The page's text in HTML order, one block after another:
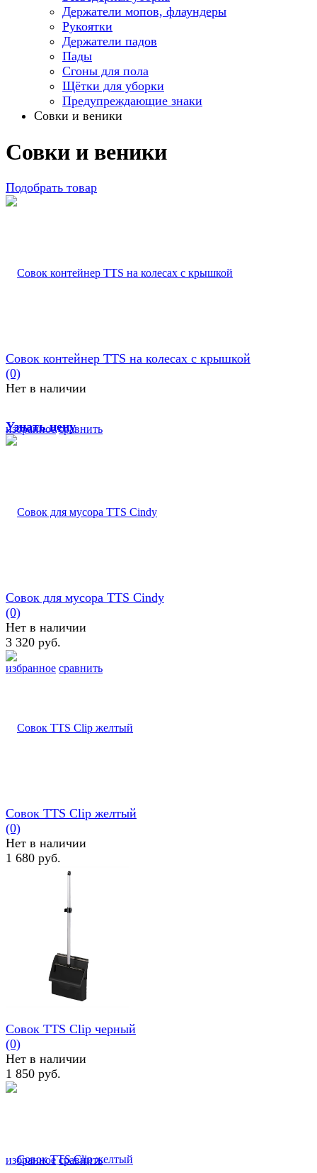
Держатели мопов, флаундеры
Рукоятки
Держатели падов
Пады
Сгоны для пола
Щётки для уборки
Предупреждающие знаки
Совки и веники
Совки и веники
Подобрать товар
избранное сравнить
Совок контейнер TTS на колесах с крышкой
(0)
Нет в наличии
Узнать цену
избранное сравнить
Совок для мусора TTS Cindy
(0)
Нет в наличии
3 320 руб.
Совок TTS Clip желтый
(0)
Нет в наличии
1 680 руб.
избранное сравнить
Совок TTS Clip черный
(0)
Нет в наличии
1 850 руб.